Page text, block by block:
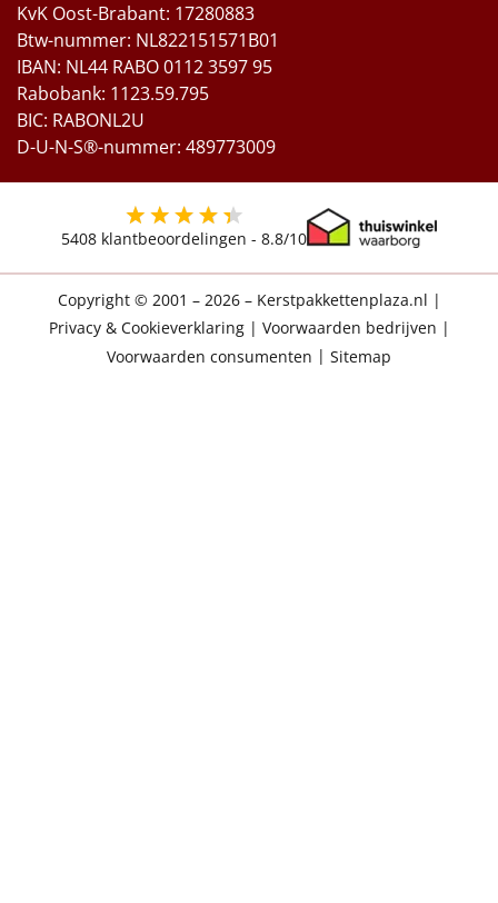
KvK Oost-Brabant: 17280883
Btw-nummer: NL822151571B01
IBAN: NL44 RABO 0112 3597 95
Rabobank: 1123.59.795
BIC: RABONL2U
D-U-N-S®-nummer: 489773009
5408 klantbeoordelingen - 8.8/10
Copyright © 2001 – 2026 – Kerstpakkettenplaza.nl |
Privacy & Cookieverklaring| Voorwaarden bedrijven |
Voorwaarden consumenten | Sitemap